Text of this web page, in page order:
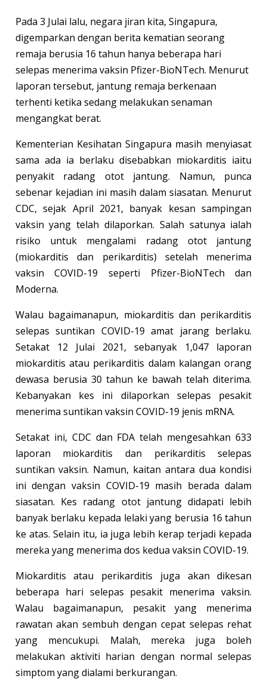
Pada 3 Julai lalu, negara jiran kita, Singapura,
digemparkan dengan berita kematian seorang
remaja berusia 16 tahun hanya beberapa hari
selepas menerima vaksin Pfizer-BioNTech. Menurut
laporan tersebut, jantung remaja berkenaan
terhenti ketika sedang melakukan senaman
mengangkat berat.
Kementerian Kesihatan Singapura masih menyiasat
sama ada ia berlaku disebabkan miokarditis iaitu
penyakit radang otot jantung. Namun, punca
sebenar kejadian ini masih dalam siasatan. Menurut
CDC, sejak April 2021, banyak kesan sampingan
vaksin yang telah dilaporkan. Salah satunya ialah
risiko untuk mengalami radang otot jantung
(miokarditis dan perikarditis) setelah menerima
vaksin COVID-19 seperti Pfizer-BioNTech dan
Moderna.
Walau bagaimanapun, miokarditis dan perikarditis
selepas suntikan COVID-19 amat jarang berlaku.
Setakat 12 Julai 2021, sebanyak 1,047 laporan
miokarditis atau perikarditis dalam kalangan orang
dewasa berusia 30 tahun ke bawah telah diterima.
Kebanyakan kes ini dilaporkan selepas pesakit
menerima suntikan vaksin COVID-19 jenis mRNA.
Setakat ini, CDC dan FDA telah mengesahkan 633
laporan miokarditis dan perikarditis selepas
suntikan vaksin. Namun, kaitan antara dua kondisi
ini dengan vaksin COVID-19 masih berada dalam
siasatan. Kes radang otot jantung didapati lebih
banyak berlaku kepada lelaki yang berusia 16 tahun
ke atas. Selain itu, ia juga lebih kerap terjadi kepada
mereka yang menerima dos kedua vaksin COVID-19.
Miokarditis atau perikarditis juga akan dikesan
beberapa hari selepas pesakit menerima vaksin.
Walau bagaimanapun, pesakit yang menerima
rawatan akan sembuh dengan cepat selepas rehat
yang mencukupi. Malah, mereka juga boleh
melakukan aktiviti harian dengan normal selepas
simptom yang dialami berkurangan.